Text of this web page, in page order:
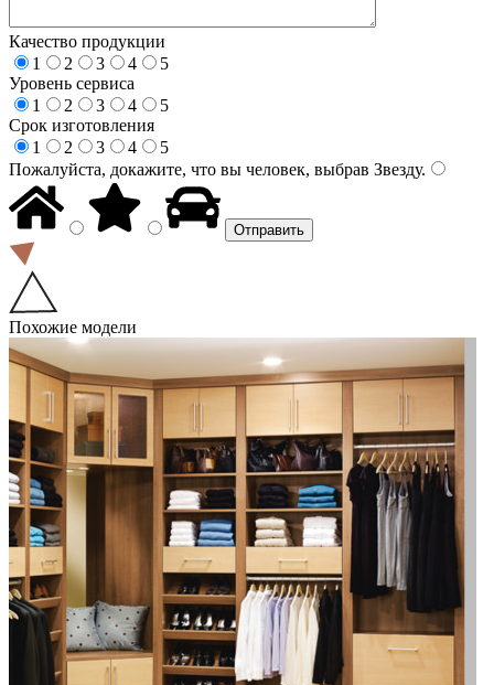
Качество продукции
1
2 3 4
5
Уровень сервиса
1
2 3 4
5
Срок изготовления
1
2 3 4
5
Пожалуйста, докажите, что вы человек, выбрав Звезду.
Похожие модели